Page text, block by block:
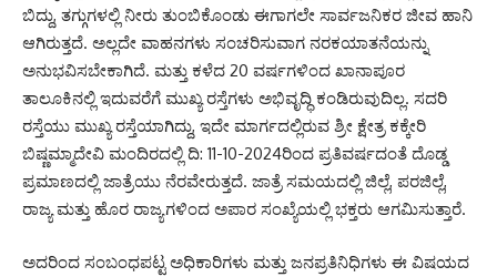
ಬಿದ್ದು, ತಗ್ಗುಗಳಲ್ಲಿ ನೀರು ತುಂಬಿಕೊಂಡು ಈಗಾಗಲೇ ಸಾರ್ವಜನಿಕರ ಜೀವ ಹಾನಿ
ಆಗಿರುತ್ತದೆ. ಅಲ್ಲದೇ ವಾಹನಗಳು ಸಂಚರಿಸುವಾಗ ನರಕಯಾತನೆಯನ್ನು
ಅನುಭವಿಸಬೇಕಾಗಿದೆ. ಮತ್ತು ಕಳೆದ 20 ವರ್ಷಗಳಿಂದ ಖಾನಾಪೂರ
ತಾಲೂಕಿನಲ್ಲಿ ಇದುವರೆಗೆ ಮುಖ್ಯ ರಸ್ತೆಗಳು ಅಭಿವೃದ್ಧಿ ಕಂಡಿರುವುದಿಲ್ಲ. ಸದರಿ
ರಸ್ತೆಯು ಮುಖ್ಯ ರಸ್ತೆಯಾಗಿದ್ದು, ಇದೇ ಮಾರ್ಗದಲ್ಲಿರುವ ಶ್ರೀ ಕ್ಷೇತ್ರ ಕಕ್ಕೇರಿ
ಬಿಷ್ಣಮ್ಮಾದೇವಿ ಮಂದಿರದಲ್ಲಿ ದಿ: 11-10-2024ರಿಂದ ಪ್ರತಿವರ್ಷದಂತೆ ದೊಡ್ಡ
ಪ್ರಮಾಣದಲ್ಲಿ ಜಾತ್ರೆಯು ನೆರವೇರುತ್ತದೆ. ಜಾತ್ರೆ ಸಮಯದಲ್ಲಿ ಜಿಲ್ಲೆ, ಪರಜಿಲ್ಲೆ,
ರಾಜ್ಯ ಮತ್ತು ಹೊರ ರಾಜ್ಯಗಳಿಂದ ಅಪಾರ ಸಂಖ್ಯೆಯಲ್ಲಿ ಭಕ್ತರು ಆಗಮಿಸುತ್ತಾರೆ.
ಅದರಿಂದ ಸಂಬಂಧಪಟ್ಟ ಅಧಿಕಾರಿಗಳು ಮತ್ತು ಜನಪ್ರತಿನಿಧಿಗಳು ಈ ವಿಷಯದ